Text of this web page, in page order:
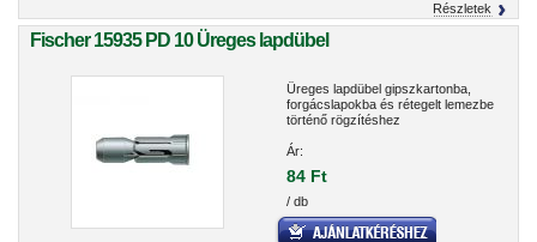
Részletek
Fischer 15935 PD 10 Üreges lapdübel
Üreges lapdübel gipszkartonba,
forgácslapokba és rétegelt lemezbe
történő rögzítéshez
Ár:
84 Ft
/ db